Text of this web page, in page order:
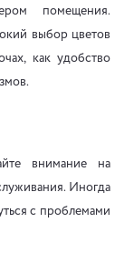
помещения.
выбор цветов
как удобство
внимание на
Иногда
с проблемами